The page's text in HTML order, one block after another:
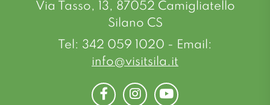
Via Tasso, 13, 87052 Camigliatello
Silano CS
Tel: 342 059 1020 - Email:
info@visitsila.it
FacebookInstagramYoutube